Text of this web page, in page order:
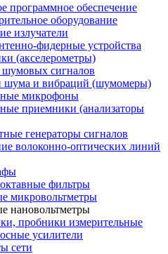
программное обеспечение
оборудование
излучатели
фидерные устройства
(акселерометры)
шумовых сигналов
шума и вибраций (шумомеры)
микрофоны
приемники (анализаторы
генераторы сигналов
волоконно-оптических линий
фильтры
микровольтметры
нановольтметры
пробники измерительные
усилители
сети